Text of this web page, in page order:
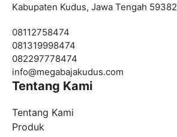
Kabupaten Kudus, Jawa Tengah 59382
08112758474
081319998474
082297778474
info@megabajakudus.com
Tentang Kami
Tentang Kami
Produk